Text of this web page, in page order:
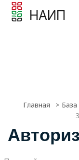
НАИП
Главная